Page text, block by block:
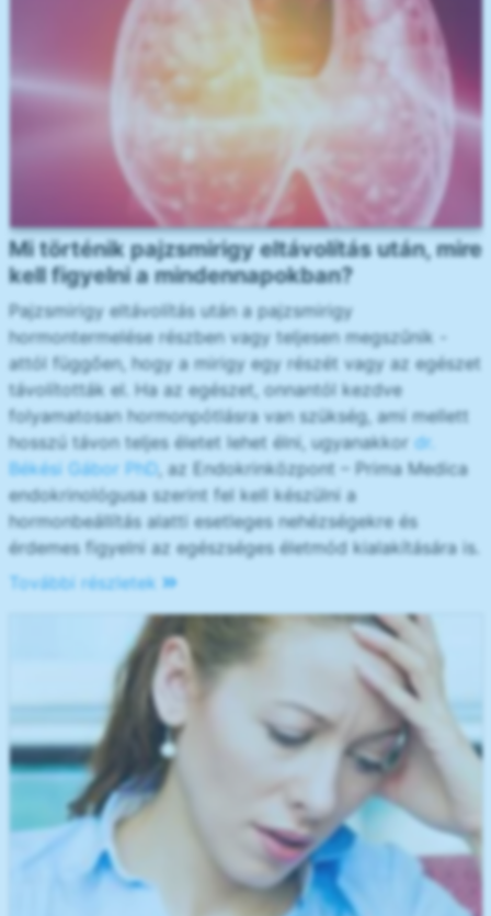
Mi történik pajzsmirigy eltávolítás után, mire
kell figyelni a mindennapokban?
Pajzsmirigy eltávolítás után a pajzsmirigy
hormontermelése részben vagy teljesen megszűnik -
attól függően, hogy a mirigy egy részét vagy az egészet
távolították el. Ha az egészet, onnantól kezdve
folyamatosan hormonpótlásra van szükség, ami mellett
hosszú távon teljes életet lehet élni, ugyanakkor dr.
Békési Gábor PhD
, az Endokrinközpont – Prima Medica
endokrinológusa szerint fel kell készülni a
hormonbeállítás alatti esetleges nehézségekre és
érdemes figyelni az egészséges életmód kialakítására is.
További részletek